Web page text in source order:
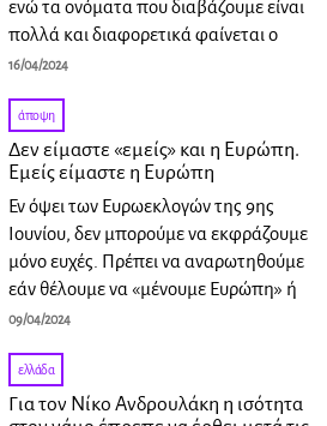
ενώ τα ονόματα που διαβάζουμε είναι
πολλά και διαφορετικά φαίνεται ο
16/04/2024
άποψη
Δεν είμαστε «εμείς» και η Ευρώπη.
Εμείς είμαστε η Ευρώπη
Εν όψει των Ευρωεκλογών της 9ης
Ιουνίου, δεν μπορούμε να εκφράζουμε
μόνο ευχές. Πρέπει να αναρωτηθούμε
εάν θέλουμε να «μένουμε Ευρώπη» ή
09/04/2024
ελλάδα
Για τον Νίκο Ανδρουλάκη η ισότητα